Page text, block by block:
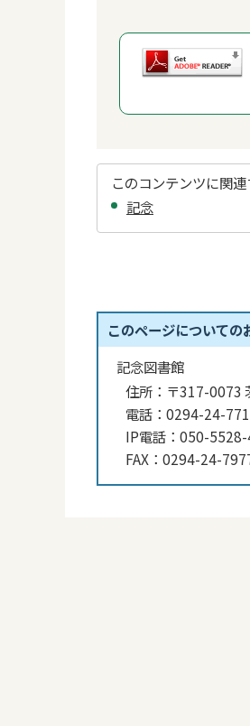
このコンテンツに関
記念
このページについての
記念図書館
住所： 〒317-0073
電話： 0294-24-
IP電話： 050-
FAX： 0294-24-